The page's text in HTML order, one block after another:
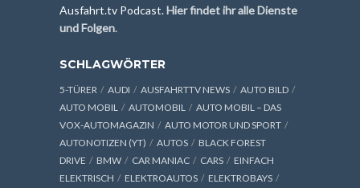
Ausfahrt.tv Podcast.Hier findet ihr alle Dienste
und Folgen.
SCHLAGWÖRTER
5-TÜRER AUDI AUSFAHRTTV NEWS
AUTO BILD
AUTO MOBIL
AUTOMOBIL
AUTO MOBIL – DAS
VOX-AUTOMAGAZIN
AUTO MOTOR UND SPORT
AUTONOTIZEN (YT)
AUTOS
BLACK FOREST
DRIVE
BMW CAR MANIAC CARS
EINFACH
ELEKTRISCH
ELEKTROAUTOS
ELEKTROBAYS